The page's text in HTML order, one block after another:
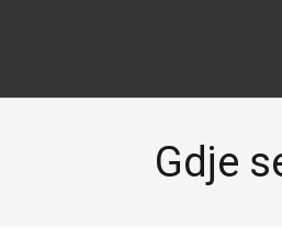
Gdje